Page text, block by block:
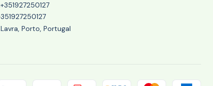
+351927250127
351927250127
Lavra, Porto, Portugal